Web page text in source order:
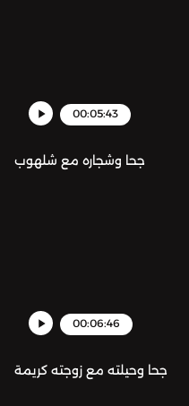
00:05:43
جحا وشجاره مع شلهوب
00:06:46
جحا وحيلته مع زوجته كريمة